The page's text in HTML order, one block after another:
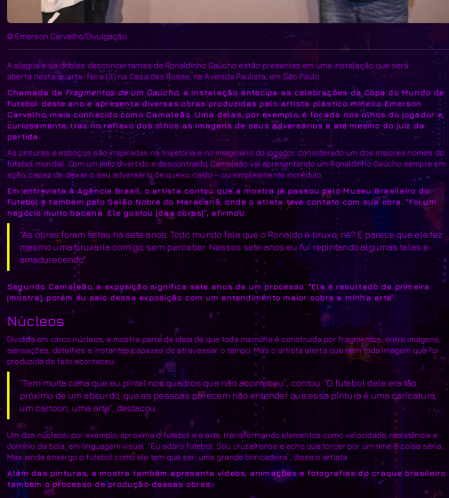
© Emerson Carvalho/Divulgação
A alegria e os dribles desconcertantes de Ronaldinho Gaúcho estão presentes em uma instalação que será
aberta nesta quarta-feira (3) na Casa das Rosas, na Avenida Paulista, em São Paulo.
Chamada de Fragmentos de um Gaúcho, a instalação antecipa as celebrações da Copa do Mundo de
Futebol deste ano e apresenta diversas obras produzidas pelo artista plástico mineiro Emerson
Carvalho, mais conhecido como Camaleão. Uma delas, por exemplo, é focada nos olhos do jogador e,
curiosamente, traz no reflexo dos olhos as imagens de seus adversários e até mesmo do juiz da
partida.
As pinturas e esboços são inspiradas na trajetória e no imaginário do jogador, considerado um dos maiores nomes do
futebol mundial. Com um jeito divertido e descontraído, Camaleão vai apresentando um Ronaldinho Gaúcho sempre em
ação, capaz de deixar o seu adversário de queixo caído – ou simplesmente incrédulo.
Em entrevista à Agência Brasil, o artista contou que a mostra já passou pelo Museu Brasileiro do
Futebol e também pelo Salão Nobre do Maracanã, onde o atleta teve contato com sua obra. “Foi um
negócio muito bacana. Ele gostou [das obras]”, afirmou.
“As obras foram feitas há sete anos. Todo mundo fala que o Ronaldo é bruxo, né? E parece que ele fez
mesmo uma bruxaria comigo, sem perceber. Nesses sete anos eu fui repintando algumas telas e
amadurecendo".
Segundo Camaleão, a exposição significa sete anos de um processo. "Ela é resultado da primeira
[mostra], porém eu saio dessa exposição com um entendimento maior sobre a minha arte”.
Núcleos
Dividida em cinco núcleos, a mostra parte da ideia de que toda memória é construída por fragmentos, entre imagens,
sensações, detalhes e instantes capazes de atravessar o tempo. Mas o artista alerta que nem toda imagem que foi
produzida de fato aconteceu.
“Tem muita cena que eu pintei nos quadros que não aconteceu”, contou. “O futebol dele era tão
próximo de um absurdo, que as pessoas parecem não entender que essa pintura é uma caricatura,
um cartoon, uma arte”, destacou.
Um dos núcleos, por exemplo, aproxima o futebol e a arte, transformando elementos como velocidade, resistência e
domínio da bola, em linguagem visual. “Eu adoro futebol. Sou cruzeirense e acho que torcer por um time é coisa séria.
Mas ainda enxergo o futebol como ele tem que ser: uma grande brincadeira”, disse o artista.
Além das pinturas, a mostra também apresenta vídeos, animações e fotografias do craque brasileiro
também o processo de produção dessas obras.